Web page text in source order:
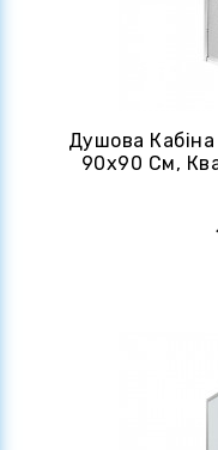
Душова
90x90 См,